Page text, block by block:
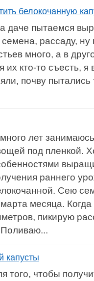
белокочанную
даче пытаемся
рассаду,
много, а в
их кто-то съесть,
почву пытались
лет
под пленкой.
раннего
Сею
месяца. Когда
пикирую
Поливаю...
капусты
того, чтобы